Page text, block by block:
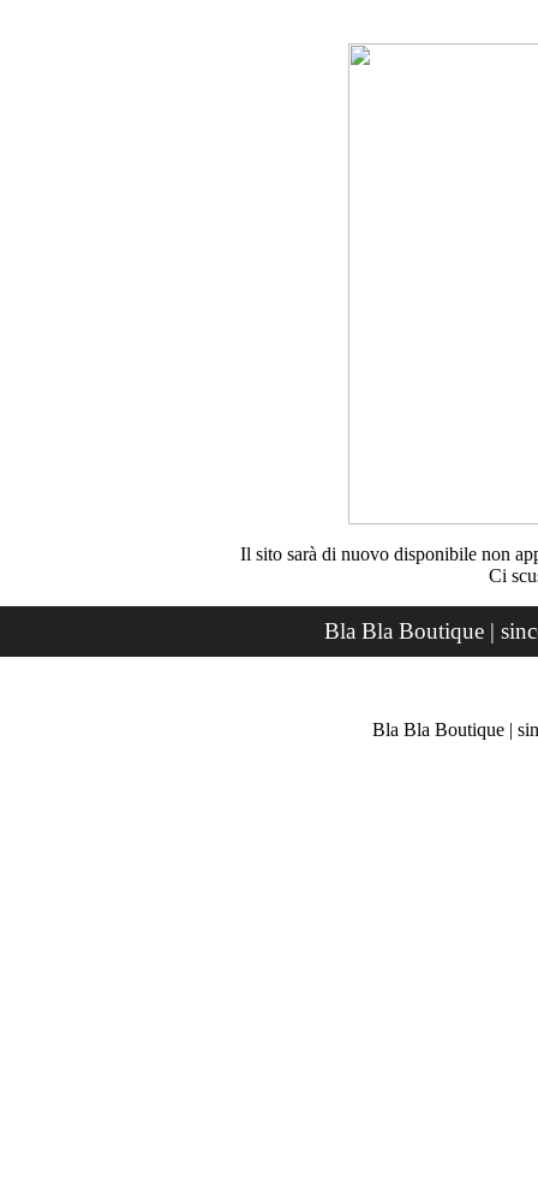
Il sito sarà di nuovo disponibile non
Ci
Bla Bla Boutique |
Bla Bla Boutique |